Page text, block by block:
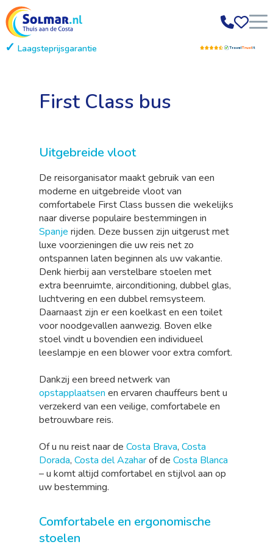
Laagsteprijsgarantie Gratis annuleren
First Class bus
Uitgebreide vloot
De reisorganisator maakt gebruik van een
moderne en uitgebreide vloot van
comfortabele First Class bussen die wekelijks
naar diverse populaire bestemmingen in
Spanje rijden. Deze bussen zijn uitgerust met
luxe voorzieningen die uw reis net zo
ontspannen laten beginnen als uw vakantie.
Denk hierbij aan verstelbare stoelen met
extra beenruimte, airconditioning, dubbel glas,
luchtvering en een dubbel remsysteem.
Daarnaast zijn er een koelkast en een toilet
voor noodgevallen aanwezig. Boven elke
stoel vindt u bovendien een individueel
leeslampje en een blower voor extra comfort.
Dankzij een breed netwerk van
opstapplaatsen en ervaren chauffeurs bent u
verzekerd van een veilige, comfortabele en
betrouwbare reis.
Of u nu reist naar de Costa Brava, Costa
Dorada, Costa del Azaharof de Costa Blanca
– u komt altijd comfortabel en stijlvol aan op
uw bestemming.
Comfortabele en ergonomische
stoelen